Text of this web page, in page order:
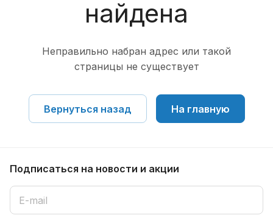
найдена
Неправильно набран адрес или такой
страницы не существует
Вернуться назад На главную
Подписаться на новости и акции